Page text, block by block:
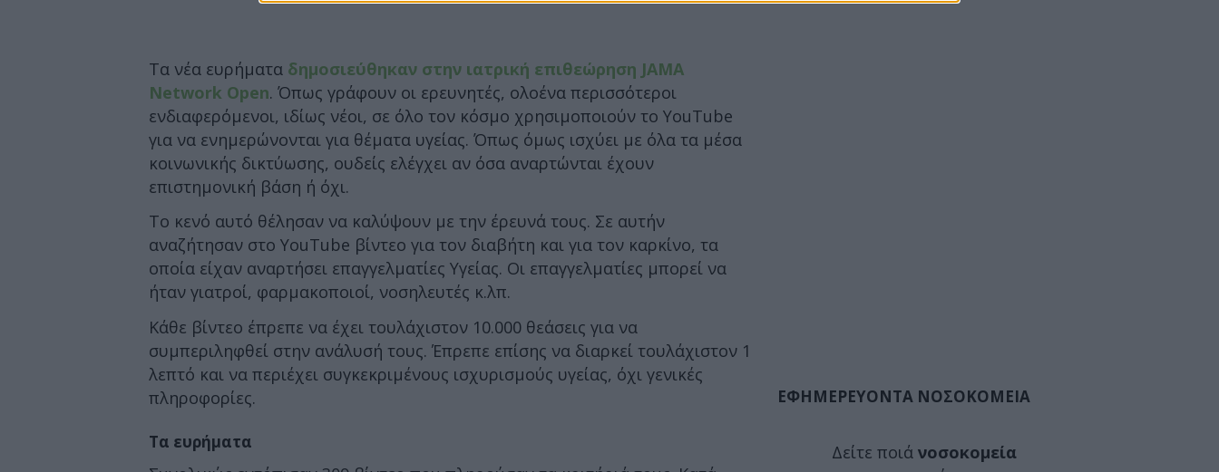
Τα νέα ευρήματα δημοσιεύθηκαν στην ιατρική επιθεώρηση JAMA
Network Open. Όπως γράφουν οι ερευνητές, ολοένα περισσότεροι
ενδιαφερόμενοι, ιδίως νέοι, σε όλο τον κόσμο χρησιμοποιούν το YouTube
για να ενημερώνονται για θέματα υγείας. Όπως όμως ισχύει με όλα τα μέσα
κοινωνικής δικτύωσης, ουδείς ελέγχει αν όσα αναρτώνται έχουν
επιστημονική βάση ή όχι.
Το κενό αυτό θέλησαν να καλύψουν με την έρευνά τους. Σε αυτήν
αναζήτησαν στο YouTube βίντεο για τον διαβήτη και για τον καρκίνο, τα
οποία είχαν αναρτήσει επαγγελματίες Υγείας. Οι επαγγελματίες μπορεί να
ήταν γιατροί, φαρμακοποιοί, νοσηλευτές κ.λπ.
Κάθε βίντεο έπρεπε να έχει τουλάχιστον 10.000 θεάσεις για να
συμπεριληφθεί στην ανάλυσή τους. Έπρεπε επίσης να διαρκεί τουλάχιστον 1
λεπτό και να περιέχει συγκεκριμένους ισχυρισμούς υγείας, όχι γενικές
πληροφορίες.
Τα ευρήματα
ΕΦΗΜΕΡΕΥΟΝΤΑ ΝΟΣΟΚΟΜΕΙΑ
Δείτε ποιά νοσοκομεία